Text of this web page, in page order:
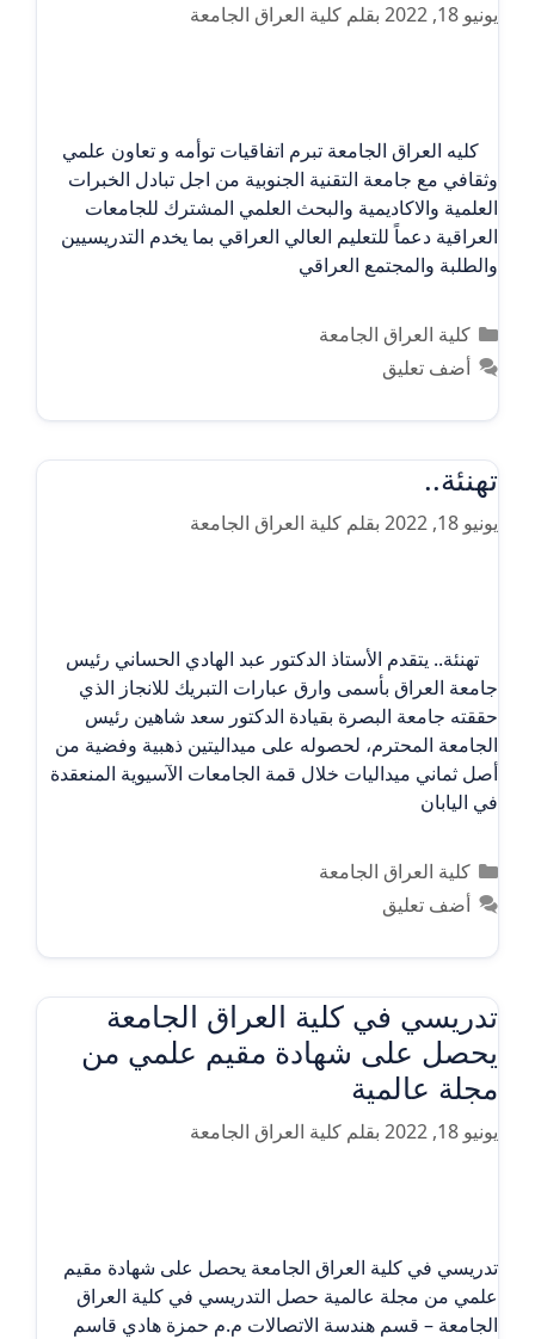
يونيو 18, 2022 بقلم كلية العراق الجامعة
كليه العراق الجامعة تبرم اتفاقيات توأمه و تعاون علمي
وثقافي مع جامعة التقنية الجنوبية من اجل تبادل الخبرات
العلمية والاكاديمية والبحث العلمي المشترك للجامعات
العراقية دعماً للتعليم العالي العراقي بما يخدم التدريسيين
والطلبة والمجتمع العراقي
التصنيفات
كلية العراق الجامعة
أضف تعليق
تهنئة..
يونيو 18, 2022 بقلم كلية العراق الجامعة
تهنئة.. يتقدم الأستاذ الدكتور عبد الهادي الحساني رئيس
جامعة العراق بأسمى وارق عبارات التبريك للانجاز الذي
حققته جامعة البصرة بقيادة الدكتور سعد شاهين رئيس
الجامعة المحترم، لحصوله على ميداليتين ذهبية وفضية من
أصل ثماني ميداليات خلال قمة الجامعات الآسيوية المنعقدة
في اليابان
التصنيفات
كلية العراق الجامعة
أضف تعليق
تدريسي في كلية العراق الجامعة
يحصل على شهادة مقيم علمي من
مجلة عالمية
يونيو 18, 2022 بقلم كلية العراق الجامعة
تدريسي في كلية العراق الجامعة يحصل على شهادة مقيم
علمي من مجلة عالمية حصل التدريسي في كلية العراق
الجامعة – قسم هندسة الاتصالات م.م حمزة هادي قاسم